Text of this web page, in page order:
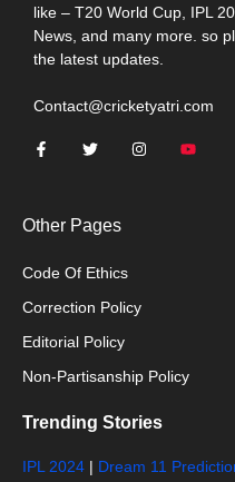
like – T20 World Cup, IPL
News, and many more. so
the latest updates.
Contact@cricketyatri.com
Other Pages
Code Of Ethics
Correction Policy
Editorial Policy
Non-Partisanship Policy
Trending Stories
IPL 2024 | Dream 11